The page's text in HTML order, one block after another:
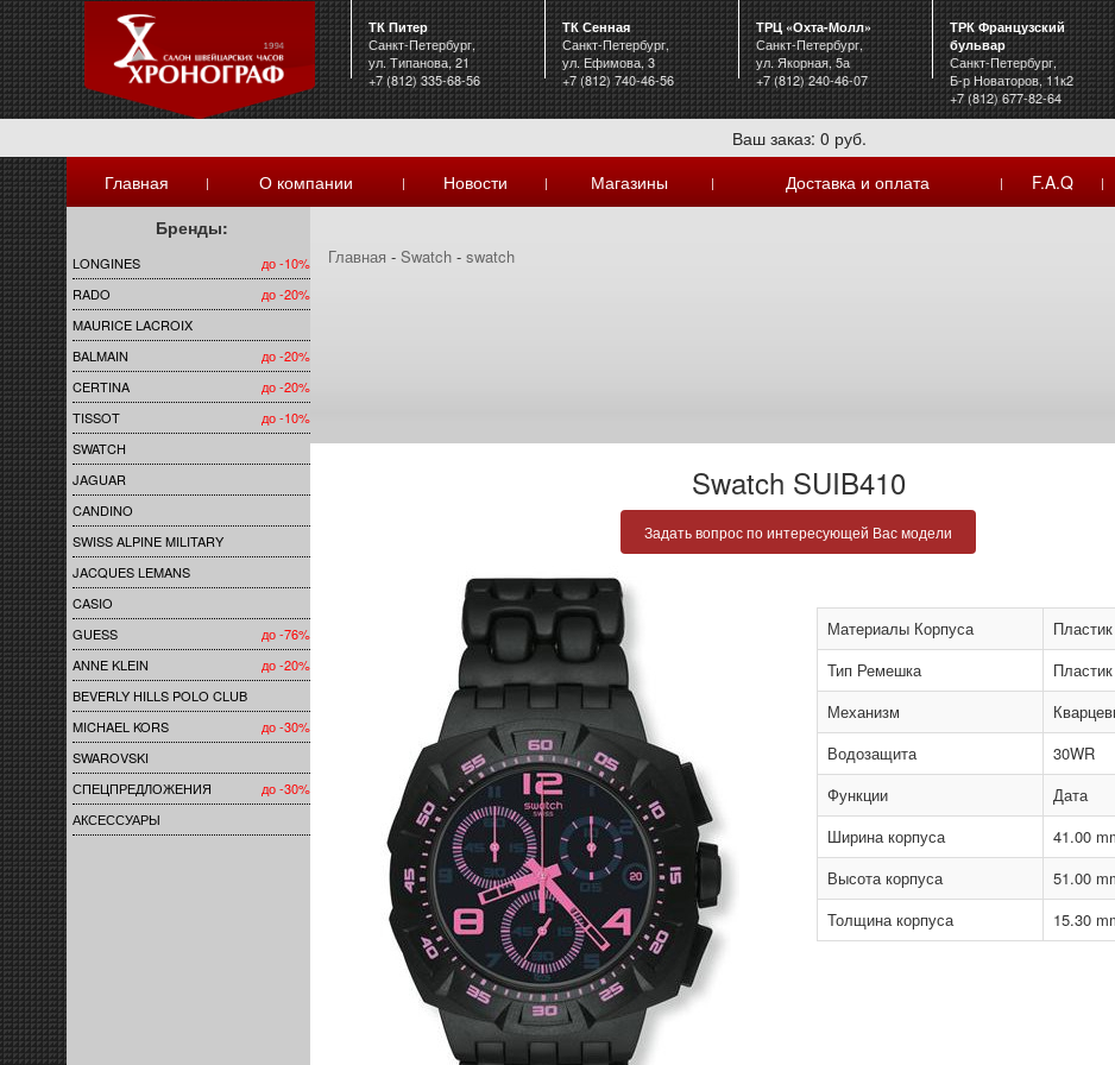
ТК Питер
Санкт-Петербург,
ул. Типанова, 21
+7 (812) 335-68-56
ТК Сенная
Санкт-Петербург,
ул. Ефимова, 3
+7 (812) 740-46-56
ТРЦ «Охта-Молл»
Санкт-Петербург,
ул. Якорная, 5а
+7 (812) 240-46-07
ТРК Французский
бульвар
Санкт-Петербург,
Б-р Новаторов, 11к2
+7 (812) 677-82-64
Ваш заказ: 0 руб.
Главная
| О компании | Новости | Магазины | Доставка и оплата | F.A.Q |
Бренды:
LONGINES
до -10%
RADO
до -20%
MAURICE LACROIX
BALMAIN
до -20%
CERTINA
до -20%
TISSOT
до -10%
SWATCH
JAGUAR
CANDINO
SWISS ALPINE MILITARY
JACQUES LEMANS
CASIO
GUESS
до -76%
ANNE KLEIN
до -20%
BEVERLY HILLS POLO CLUB
MICHAEL KORS
до -30%
SWAROVSKI
СПЕЦПРЕДЛОЖЕНИЯ
до -30%
АКСЕССУАРЫ
Главная -Swatch -swatch
Swatch SUIB410
Задать вопрос по интересующей Вас модели
Материалы Корпуса
Пластик
Тип Ремешка
Пластик
Механизм
Водозащита
30WR
Функции
Дата
Ширина корпуса
41.00
Высота корпуса
51.00
Толщина корпуса
15.30